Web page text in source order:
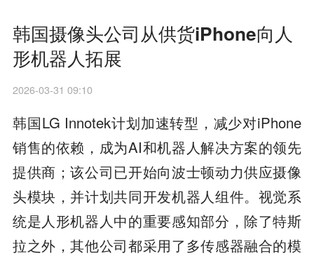
韩国摄像头公司从供货iPhone向人
形机器人拓展
2026-03-31 09:10
韩国LG Innotek计划加速转型，减少对iPhone
销售的依赖，成为AI和机器人解决方案的领先
提供商；该公司已开始向波士顿动力供应摄像
头模块，并计划共同开发机器人组件。视觉系
统是人形机器人中的重要感知部分，除了特斯
拉之外，其他公司都采用了多传感器融合的模